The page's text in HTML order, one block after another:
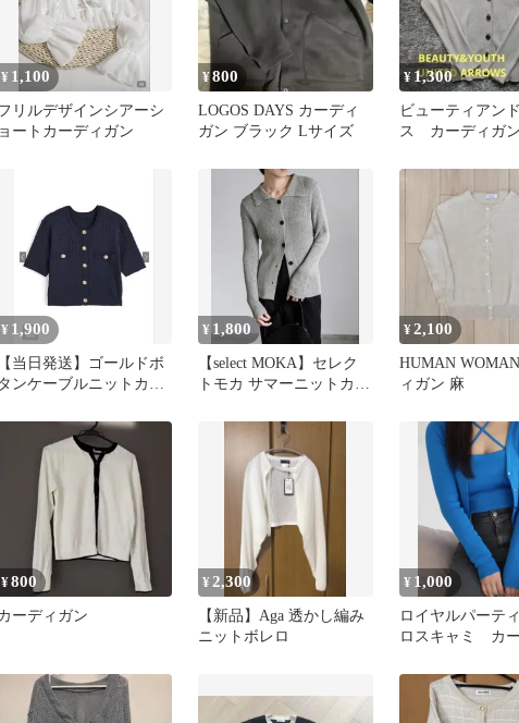
¥ 1,100
リルデザインシアーシ
ョートカーディガン
¥800
LOGOS DAYS カーディ
ガン ブラック Lサイズ
¥ 1,300
ビューティアン
ス カーディガ
ーズ
¥ 1,900
【当日発送】ゴールドボ
タンケーブルニットカー
¥ 1,800
【select MOKA】セレク
トモカ サマーニットカー
¥2,100
HUMAN
ィガン 麻
¥800
ーディガン
¥ 2,300
【新品】Aga 透かし編み
ニットボレロ
¥ 1,000
ロイヤルパーテ
ロスキャミ カー